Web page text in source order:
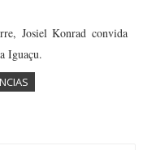
Josiel Konrad convida
Iguaçu.